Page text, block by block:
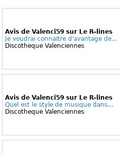
Avis de Valenci59 sur Le R-lines
Je voudrai connaitre d'avantage de...
Discotheque Valenciennes
Avis de Valenci59 sur Le R-lines
Quel est le style de musique dans...
Discotheque Valenciennes